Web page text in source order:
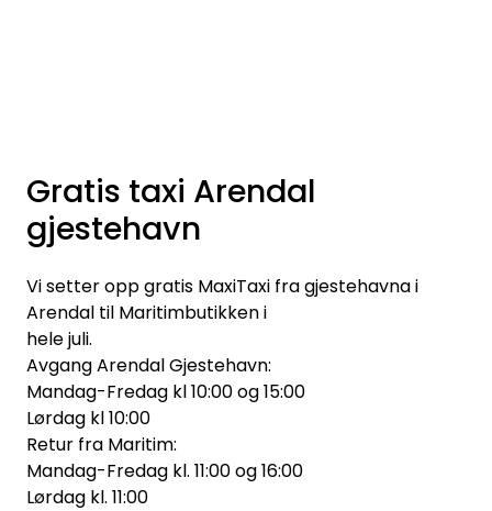
Gratis taxi Arendal
gjestehavn
Vi setter opp gratis MaxiTaxi fra gjestehavna i
Arendal til Maritimbutikken i
hele juli.
Avgang Arendal Gjestehavn:
Mandag-Fredag kl 10:00 og 15:00
Lørdag kl 10:00
Retur fra Maritim:
Mandag-Fredag kl. 11:00 og 16:00
Lørdag kl. 11:00
Bygg/Innredning
Komfort
VVS
Motor/Styring
Fortøyning